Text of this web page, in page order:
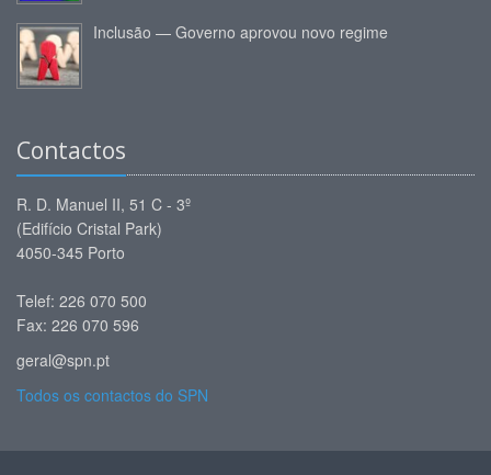
Inclusão — Governo aprovou novo regime
Contactos
R. D. Manuel II, 51 C - 3º
(Edifício Cristal Park)
4050-345 Porto
Telef: 226 070 500
Fax: 226 070 596
geral@spn.pt
Todos os contactos do SPN